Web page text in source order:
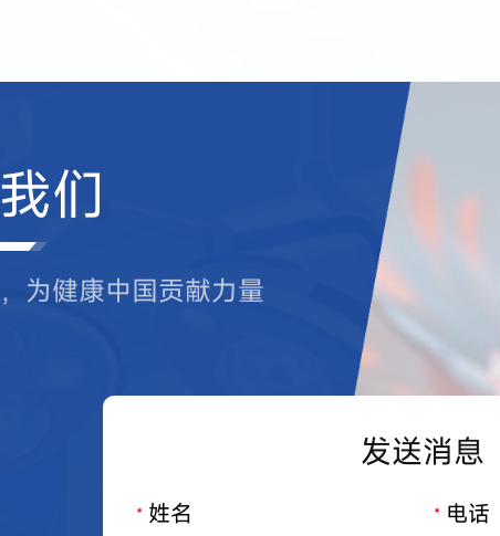
们
为健康中国贡献力量
发送消息
* 姓名 * 电话